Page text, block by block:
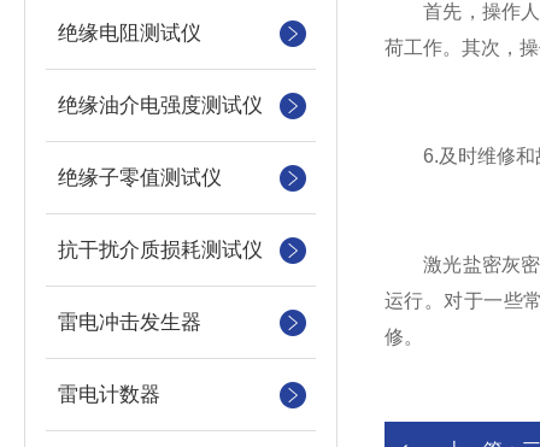
绝缘电阻测试仪
绝缘油介电强度测试仪
绝缘子零值测试仪
抗干扰介质损耗测试仪
雷电冲击发生器
雷电计数器
首先，操作人
荷工作。其次，
6.及时维修和
激光盐密灰密
运行。对于一些
修。